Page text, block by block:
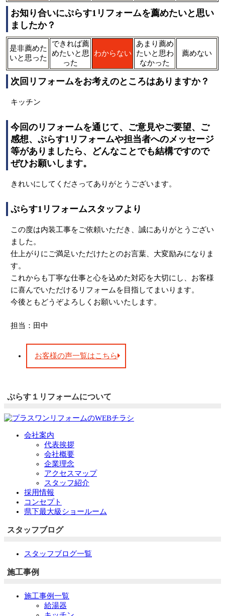
お知り合いにぷらす1リフォームを薦めたいと思い
ましたか？
是非薦めた
いと思った
できれば薦
めたいと思
った
わからない
あまり薦め
たいと思わ
なかった
薦めない
次回リフォームをお考えのところはありますか？
キッチン
今回のリフォームを通じて、ご意見やご要望、ご
感想、ぷらす1リフォームや担当者へのメッセージ
等がありましたら、どんなことでも結構ですので
ぜひお願いします。
きれいにしてくださってありがとうございます。
ぷらす1リフォームスタッフより
この度は内装工事をご依頼いただき、誠にありがとうござい
ました。
仕上がりにご満足いただけたとのお言葉、大変励みになりま
す。
これからも丁寧な仕事と心を込めた対応を大切にし、お客様
に喜んでいただけるリフォームを目指してまいります。
今後ともどうぞよろしくお願いいたします。
担当：田中
お客様の声一覧はこちら
ぷらす１リフォームについて
会社案内
代表挨拶
会社概要
企業理念
アクセスマップ
スタッフ紹介
採用情報
コンセプト
県下最大級ショールーム
スタッフブログ
スタッフブログ一覧
施工事例
施工事例一覧
給湯器